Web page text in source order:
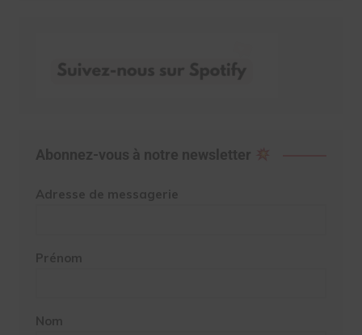
Abonnez-vous à notre newsletter
Adresse de messagerie
Prénom
Nom